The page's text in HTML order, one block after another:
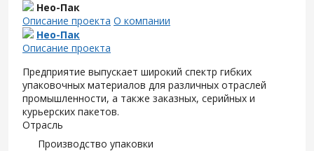
Нео-Пак
Описание проекта О компании
Нео-Пак
Описание проекта
Предприятие выпускает широкий спектр гибких
упаковочных материалов для различных отраслей
промышленности, а также заказных, серийных и
курьерских пакетов.
Отрасль
Производство упаковки